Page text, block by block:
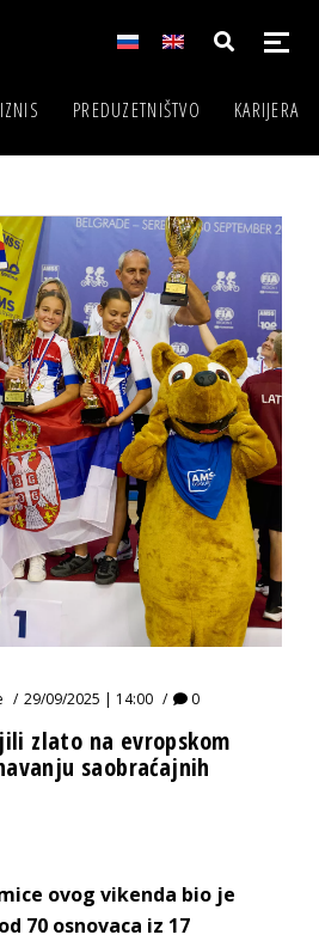
PREDUZETNIŠTVO KARIJERA
29/09/2025 | 14:00 0
zlato na evropskom
saobraćajnih
ovog vikenda bio je
70 osnovaca iz 17